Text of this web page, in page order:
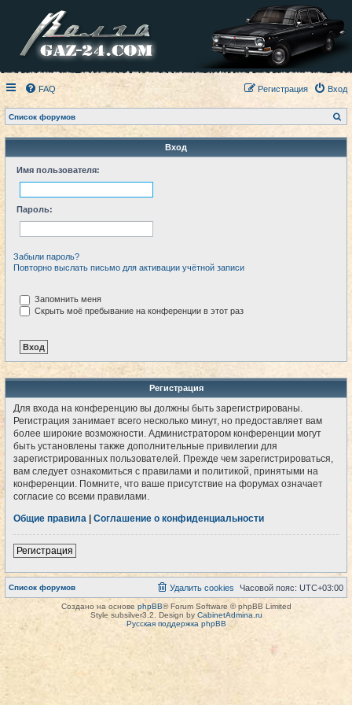
FAQ Вход
Регистрация
Список форумов
о
с
Вход
Имя пользователя:
Пароль:
Забыли пароль?
Повторно выслать письмо для активации учётной записи
Запомнить меня
Скрыть моё пребывание на конференции в этот раз
Регистрация
Для входа на конференцию вы должны быть зарегистрированы.
Регистрация занимает всего несколько минут, но предоставляет вам
более широкие возможности. Администратором конференции могут
быть установлены также дополнительные привилегии для
зарегистрированных пользователей. Прежде чем зарегистрироваться,
вам следует ознакомиться с правилами и политикой, принятыми на
конференции. Помните, что ваше присутствие на форумах означает
согласие со всеми правилами.
Общие правила
Соглашение о конфиденциальности
Регистрация
Список форумов Часовой пояс: UTC+03:00
Удалить cookies
Создано на основе phpBB® Forum Software © phpBB Limited
Style subsilver3.2. Design by CabinetAdmina.ru
Русская поддержка phpBB